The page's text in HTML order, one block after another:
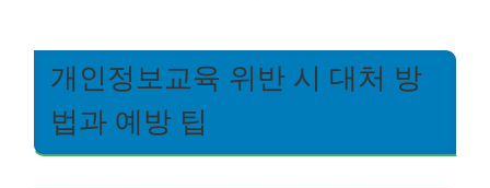
개인정보교육 위반 시 대처 방
법과 예방 팁